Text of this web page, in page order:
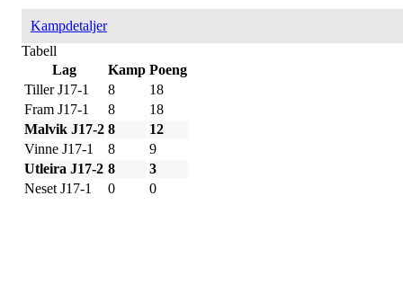
Kampdetaljer
Tabell
Lag
Kamp Poeng
Tiller J17-1
8
18
Fram J17-1
8
18
Malvik J17-2 8
12
Vinne J17-1
8
9
Utleira J17-2 8
3
Neset J17-1
0 0